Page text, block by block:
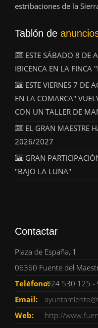
estribaciones de la
Tablón de
ESTE SÁBADO 8 DE
IBICENCA EN LA FINCA
ESTE VIERNES 7 DE
EN LA COMARCA"
CON UN TALLER DE
EL GRAN MAESTRE
2026/2027
GRAN
"BAJO LA LUNA"
Contactar
Plaza de España, 1
06360 Fuente del
Teléfono:924 530 125 -
Email:
Web:
http://